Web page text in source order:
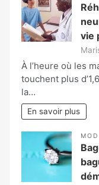
vie
À l’heure où les
touchent plus
la…
En savoir plus